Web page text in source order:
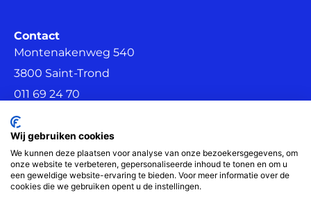
Contact
Montenakenweg 540
3800 Saint-Trond
011 69 24 70
info@m-assistance.be
Suivez-nous sur Facebook
Wij gebruiken cookies
We kunnen deze plaatsen voor analyse van onze bezoekersgegevens, om
onze website te verbeteren, gepersonaliseerde inhoud te tonen en om u
een geweldige website-ervaring te bieden. Voor meer informatie over de
cookies die we gebruiken opent u de instellingen.